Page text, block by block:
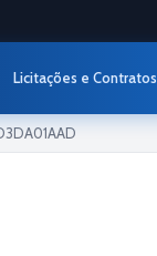
Licitações e Contratos